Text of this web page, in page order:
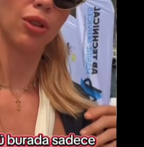
yukarıdan görmek çok
bir uçuş gerçekleştirdik.“ diyor.
karasal güzellikleriyle değil, aynı
izlenebilen bu büyülü
turistik cazibe
olmaya devam ediyor.